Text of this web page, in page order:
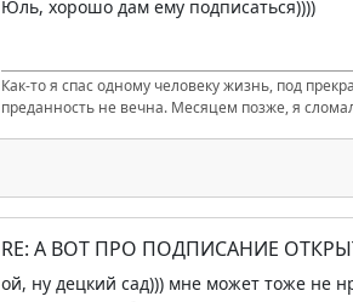
Юль, хорошо дам ему подписаться))))
Как-то я спас одному человеку жизнь, под
преданность не вечна. Месяцем позже, я
RE: А ВОТ ПРО ПОДПИСАНИЕ
ой, ну децкий сад))) мне может тоже не